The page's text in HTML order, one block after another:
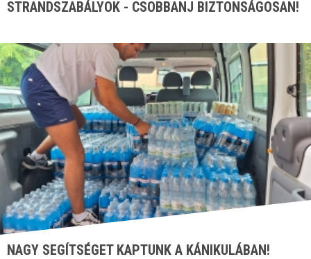
STRANDSZABÁLYOK - CSOBBANJ BIZTONSÁGOSAN!
NAGY SEGÍTSÉGET KAPTUNK A KÁNIKULÁBAN!